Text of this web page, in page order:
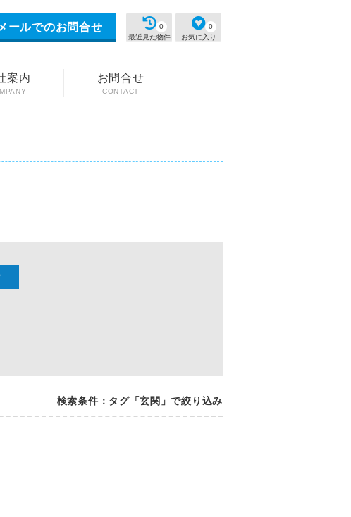
お気に入り
0
最近見た物件
0
ールでのお問合せ
お問合せ
CONTACT
案内
検索条件：タグ「玄関」で絞り込み